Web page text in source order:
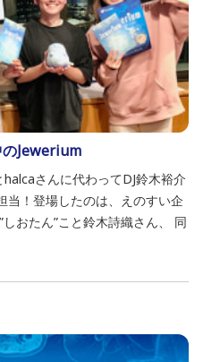
のJewerium
さんに代わってDJ鈴木裕介
当！登場したのは、えのすい企
おたん”こと鈴木詩織さん、 同